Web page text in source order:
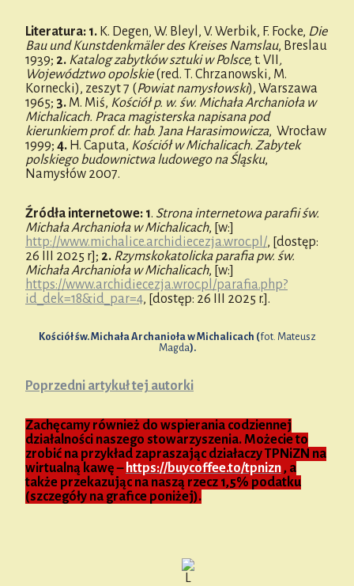
Literatura: 1. K. Degen, W. Bleyl, V. Werbik, F. Focke, Die
Bau und Kunstdenkmäler des Kreises Namslau, Breslau
1939; 2. Katalog zabytków sztuki w Polsce, t. VII
,
Województwo opolskie(red. T. Chrzanowski, M.
Kornecki), zeszyt 7 (Powiat namysłowski), Warszawa
1965; 3. M. Miś, Kościół p. w. św. Michała Archanioła w
Michalicach. Praca magisterska napisana pod
kierunkiem prof. dr. hab. Jana Harasimowicza, Wrocław
1999; 4. H. Caputa, Kościół w Michalicach. Zabytek
polskiego budownictwa ludowego na Śląsku,
Namysłów 2007.
Źródła internetowe: 1. Strona internetowa parafii św.
Michała Archanioła w Michalicach, [w:]
http://www.michalice.archidiecezja.wroc.pl/, [dostęp:
26 III 2025 r]; 2. Rzymskokatolicka parafia pw. św.
Michała Archanioła w Michalicach, [w:]
https://www.archidiecezja.wroc.pl/parafia.php?
id_dek=18&id_par=4, [dostęp: 26 III 2025 r.].
Kościół św. Michała Archanioła w Michalicach (fot. Mateusz
Magda).
Poprzedni artykuł tej autorki
Zachęcamy również do wspierania codziennej
działalności naszego stowarzyszenia. Możecie to
zrobić na przykład zapraszając działaczy TPNiZN na
wirtualną kawę – https://buycoffee.to/tpnizn, a
także przekazując na naszą rzecz 1,5% podatku
(szczegóły na grafice poniżej).